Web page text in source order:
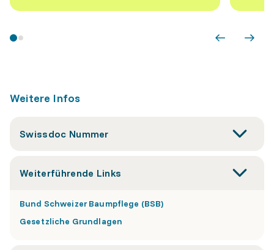
Weitere Infos
Swissdoc Nummer
Weiterführende Links
Bund Schweizer Baumpflege (BSB)
Gesetzliche Grundlagen